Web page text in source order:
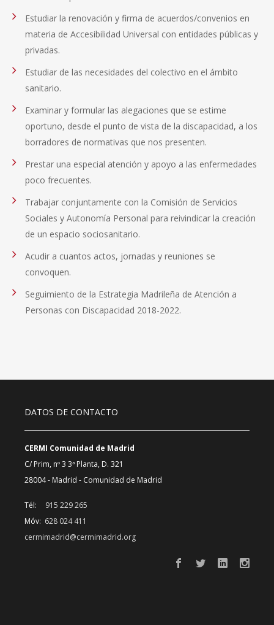
Estudiar la renovación y firma de acuerdos/convenios en
materia de Accesibilidad Universal con entidades públicas y
privadas.
Estudiar de las necesidades del colectivo en el ámbito
sanitario.
Examinar y formular las alegaciones que se estime
oportuno, desde el punto de vista de la discapacidad, a los
borradores de normativas que nos presenten.
Prestar una especial atención y apoyo a las enfermedades
poco frecuentes.
Trabajar conjuntamente con la Comisión de Servicios
Sociales y Autonomía Personal para reivindicar la creación
de un espacio sociosanitario.
Acudir a cuantos actos, jornadas y reuniones se
convoquen.
Seguimiento de la Estrategia Madrileña de Atención a
Personas con Discapacidad 2018-2022.
DATOS DE CONTACTO
CERMI Comunidad de Madrid
C/ Prim, nº 3 3ª Planta, D. 321
28004 - Madrid - Comunidad de Madrid
Tél:
915 229 265
Móv: 628 024 411
cermimadrid@cermimadrid.org